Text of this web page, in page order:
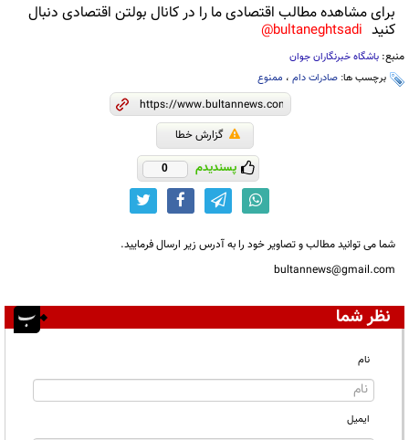
برای مشاهده مطالب اقتصادی ما را در کانال بولتن اقتصادی دنبال
کنید bultaneghtsadi@
منبع: باشگاه خبرنگاران جوان
برچسب ها: صادرات دام ، ممنوع
گزارش خطا
پسندیدم 0
شما می توانید مطالب و تصاویر خود را به آدرس زیر ارسال فرمایید.
bultannews@gmail.com
نظر شما
نام
ایمیل